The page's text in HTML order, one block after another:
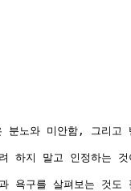
분노와 미안함, 그리
하지 말고 인정하는
욕구를 살펴보는 것